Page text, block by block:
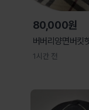
80,000원
버버리양면버킷
1시간 전